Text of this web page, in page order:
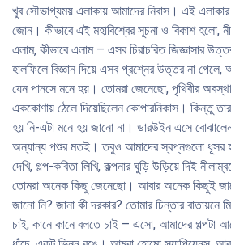
খুব সৌভাগ্যময় এলাকায় আমাদের নিবাস। এই
জোন। কীভাবে এই মহাবিশ্বের সূচনা ও বিকাশ হলো,
এলাম, কীভাবে এলাম – এসব চিরাচরিত জিজ্ঞাসার
হালফিলে বিজ্ঞান দিয়ে এসব প্রশ্নের উত্তর না পেলে,
যেন পানসে মনে হয়। তোমরা জেনেছো, পৃথিবীর
এককোণায় ঠেলে দিয়েছিলেন কোপারনিকাস। কিন্তু
হয় নি-এটা মনে হয় জানো না। ডারউইন এসে
অন্যান্য পশুর মতই। তবুও আমাদের স্বপ্নগুলো ধূসর
দেখি, গল্প-কবিতা লিখি, কল্পনার ঘুড়ি উড়িয়ে দিই
তোমরা অনেক কিছু জেনেছো। আবার অনেক কিছুই
জানো নি? জানা কী দরকার? তোমার চিন্তার বাতায়নে
চাই, কানে কানে বলতে চাই – এসো, আমাদের গল্পটা